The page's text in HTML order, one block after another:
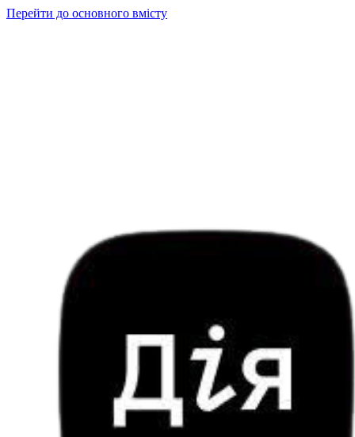
Перейти до основного вмісту